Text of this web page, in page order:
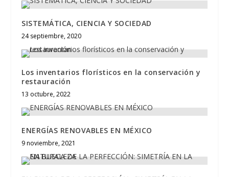
SISTEMÁTICA, CIENCIA Y SOCIEDAD
24 septiembre, 2020
Los inventarios florísticos en la conservación y
restauración
13 octubre, 2022
ENERGÍAS RENOVABLES EN MÉXICO
9 noviembre, 2021